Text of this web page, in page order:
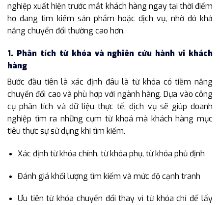
nghiệp xuất hiện trước mắt khách hàng ngay tại thời điểm
họ đang tìm kiếm sản phẩm hoặc dịch vụ, nhờ đó khả
năng chuyển đổi thường cao hơn.
1. Phân tích từ khóa và nghiên cứu hành vi khách
hàng
Bước đầu tiên là xác định đâu là từ khóa có tiềm năng
chuyển đổi cao và phù hợp với ngành hàng. Dựa vào công
cụ phân tích và dữ liệu thực tế, dịch vụ sẽ giúp doanh
nghiệp tìm ra những cụm từ khoá mà khách hàng mục
tiêu thực sự sử dụng khi tìm kiếm.
Xác định từ khóa chính, từ khóa phụ, từ khóa phủ định
Đánh giá khối lượng tìm kiếm và mức độ cạnh tranh
Ưu tiên từ khóa chuyển đổi thay vì từ khóa chỉ để lấy